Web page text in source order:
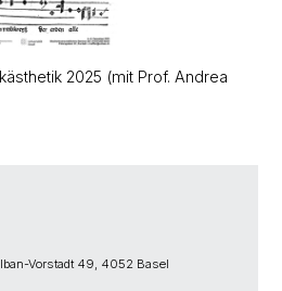
2025 (mit Prof. Andrea
Vorstadt 49, 4052 Basel